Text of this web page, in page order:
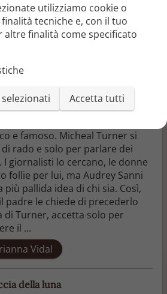
Vidal
preda (Britannici Vol. 1)
autoconclusivo È lui la preda più
e famoso. Micheal Turner si
rado e solo per parlare dei
I giornalisti lo cercano, le donne
follie per lui, ma Audrey Sanni
più pallida idea di chi sia. Così,
padre le chiede di precederlo
di Turner, accetta solo per
il ...
Vidal
della luna
utilizziamo cookie o
tecniche e, con il tuo
altre finalità come specificato
Accetta tutti